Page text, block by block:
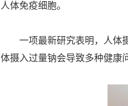
人体免疫细胞。
一项最新研究表明，人体摄
体摄入过量钠会导致多种健康